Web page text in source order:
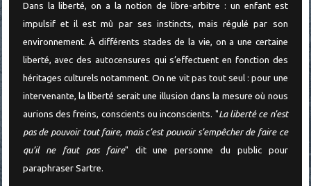
Dans la liberté, on a la notion de libre-arbitre : un enfant est
impulsif et il est mû par ses instincts, mais régulé par son
environnement. À différents stades de la vie, on a une certaine
liberté, avec des autocensures qui s’effectuent en fonction des
héritages culturels notamment. On ne vit pas tout seul : pour une
intervenante, la liberté serait une illusion dans la mesure où nous
aurions des freins, conscients ou inconscients. "La liberté ce n’est
pas de pouvoir tout faire, mais c’est pouvoir s’empêcher de faire ce
qu’il ne faut pas faire" dit une personne du public pour
paraphraser Sartre.